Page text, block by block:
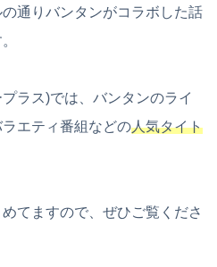
通りバンタンがコラボした話
ラス)では、バンタンのライ
エティ番組などの人気タイト
てますので、ぜひご覧くださ